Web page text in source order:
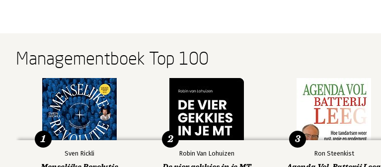
Managementboek Top 100
Sven Rickli
1
Robin Van Lohuizen
2
Ron Steenkist
3